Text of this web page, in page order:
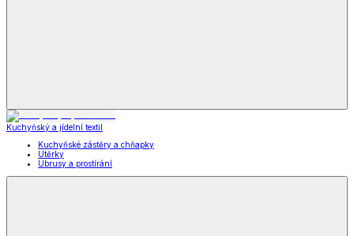
Kuchyňský a jídelní textil
Kuchyňské zástěry a chňapky
Utěrky
Ubrusy a prostírání